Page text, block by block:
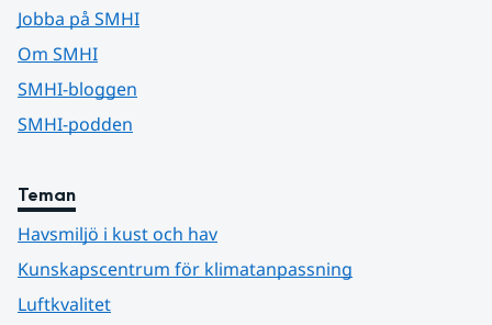
Jobba på SMHI
Om SMHI
SMHI-bloggen
SMHI-podden
Teman
Havsmiljö i kust och hav
Kunskapscentrum för klimatanpassning
Luftkvalitet